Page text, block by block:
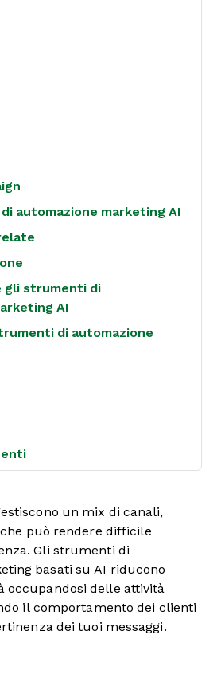
automazione marketing AI
gli strumenti di
AI
di automazione
un mix di canali,
può rendere difficile
Gli strumenti di
basati su AI riducono
occupandosi delle attività
il comportamento dei clienti
dei tuoi messaggi.